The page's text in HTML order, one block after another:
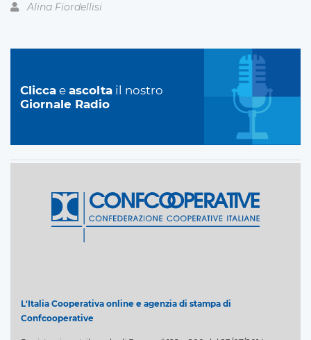
Alina Fiordellisi
Clicca e ascolta il nostro
Giornale Radio
L'Italia Cooperativa online e agenzia di stampa di
Confcooperative